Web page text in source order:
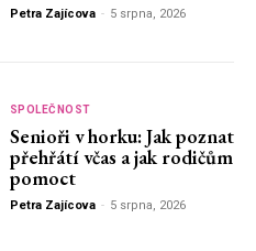
Petra Zajícova - 5 srpna, 2026
SPOLEČNOST
Senioři v horku: Jak poznat
přehřátí včas a jak rodičům
pomoct
Petra Zajícova - 5 srpna, 2026